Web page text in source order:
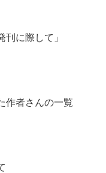
に際して」
作者さんの一覧